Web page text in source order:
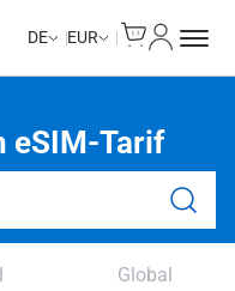
DE EUR
eSIM-Tarif
Global